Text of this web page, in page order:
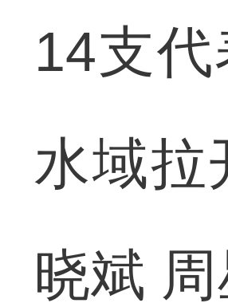
14支
水域拉
晓斌